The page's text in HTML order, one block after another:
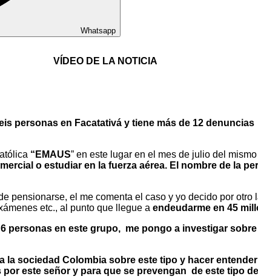
Whatsapp
VÍDEO DE LA NOTICIA
personas en Facatativá y tiene más de 12
“EMAUS” en este lugar en el mes de julio del
o estudiar en la fuerza aérea. El nombre de la
pensionarse, el me comenta el caso y yo decido por
etc., al punto que llegue a endeudarme en 45
personas en este grupo, me pongo a investigar
sociedad Colombia sobre este tipo y hacer
este señor y para que se prevengan de este tipo